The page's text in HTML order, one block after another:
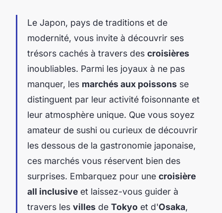
Le Japon, pays de traditions et de
modernité, vous invite à découvrir ses
trésors cachés à travers des croisières
inoubliables. Parmi les joyaux à ne pas
manquer, les marchés aux poissons se
distinguent par leur activité foisonnante et
leur atmosphère unique. Que vous soyez
amateur de sushi ou curieux de découvrir
les dessous de la gastronomie japonaise,
ces marchés vous réservent bien des
surprises. Embarquez pour une croisière
all inclusive et laissez-vous guider à
travers les villes de Tokyo et d'Osaka,